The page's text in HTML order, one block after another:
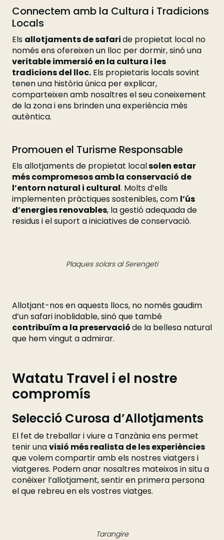
Connectem amb la Cultura i Tradicions
Locals
Els allotjaments de safaride propietat local no
només ens ofereixen un lloc per dormir, sinó una
veritable immersió en la cultura i les
tradicions del lloc. Els propietaris locals sovint
tenen una història única per explicar,
comparteixen amb nosaltres el seu coneixement
de la zona i ens brinden una experiència més
autèntica.
Promouen el Turisme Responsable
Els allotjaments de propietat localsolen estar
més compromesos amb la conservació de
l’entorn natural i cultural. Molts d’ells
implementen pràctiques sostenibles, com l’ús
d’energies renovables, la gestió adequada de
residus i el suport a iniciatives de conservació.
Plaques solars al Serengeti
Allotjant-nos en aquests llocs, no només gaudim
d’un safari inoblidable, sinó que també
contribuïm a la preservacióde la bellesa natural
que hem vingut a admirar.
Watatu Travel i el nostre
compromís
Selecció Curosa d’Allotjaments
El fet de treballar i viure a Tanzània ens permet
tenir unavisió més realista de les experiències
que volem compartir amb els nostres viatgers i
viatgeres. Podem anar nosaltres mateixos in situ a
conèixer l’allotjament, sentir en primera persona
el que rebreu en els vostres viatges.
Tarangire